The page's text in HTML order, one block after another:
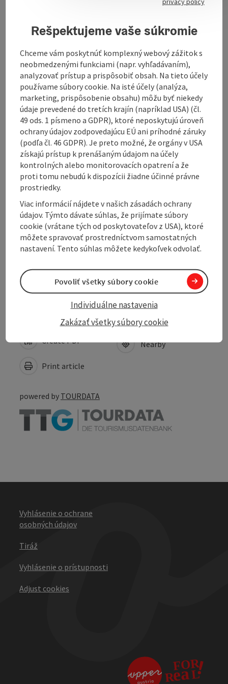
Workshop and seminars
Contact
Opening hours
Arrival
Prices
Suitability
Accessibility
Create PDF
Print article
Nearby
powered by TOURDATA
Vyhlásenie o ochrane
osobných údajov
Tiráž
Vyhlásenie o prístupnosti
Adjust cookies
Rešpektujeme vaše súkromie
Chceme vám poskytnúť komplexný webový zážitok s
neobmedzenými funkciami (napr. vyhľadávaním),
analyzovať prístup a prispôsobiť obsah. Na tieto účely
používame súbory cookie. Na isté účely (analýza,
marketing, prispôsobenie obsahu) môžu byť niekedy
údaje prevedené do tretích krajín (napríklad USA) (čl.
49 ods. 1 písmeno a GDPR), ktoré neposkytujú úroveň
ochrany údajov zodpovedajúcu EÚ ani príhodné záruky
(podľa čl. 46 GDPR). Je preto možné, že orgány v USA
získajú prístup k prenášaným údajom na účely
kontrolných alebo monitorovacích opatrení a že
proti tomu nebudú k dispozícii žiadne účinné právne
prostriedky.
Viac informácií nájdete v našich zásadách ochrany
údajov. Týmto dávate súhlas, že prijímate súbory
cookie (vrátane tých od poskytovateľov z USA), ktoré
môžete spravovať prostredníctvom samostatných
nastavení. Tento súhlas môžete kedykoľvek odvolať.
Zakázať všetky súbory cookie
Individuálne nastavenia
Povoliť všetky súbory cookie